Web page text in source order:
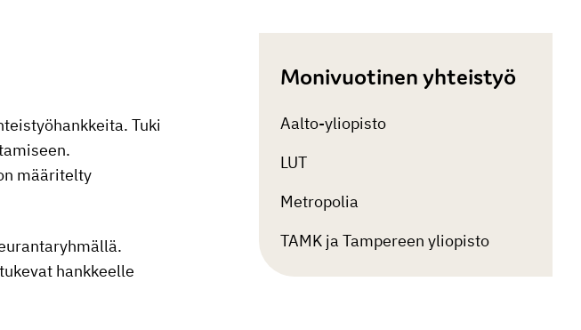
Tuki
määritelty
hankkeelle
Monivuotinen yhteistyö
Aalto-yliopisto
LUT
Metropolia
TAMK ja Tampereen yliopisto